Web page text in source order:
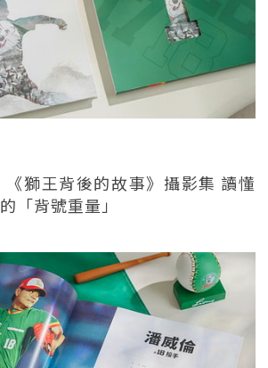
獅王背後的故事》攝影集 讀懂
「背號重量」